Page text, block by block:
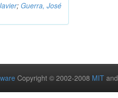
; Guerra, José
Copyright © 2002-2008 MIT and